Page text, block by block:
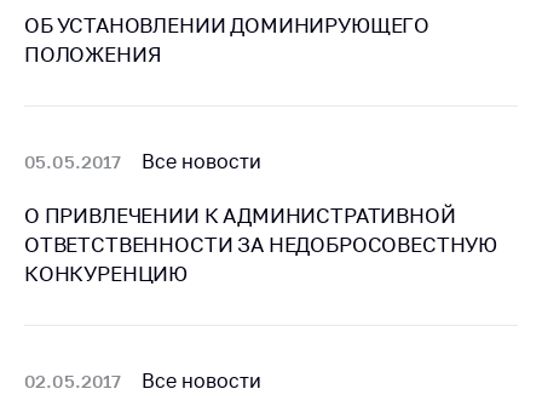
рекламной
деятельности
Применение мер
регулирования
Биржевая торговля
Выставочная
Беларусь
ОБ УСТАНОВЛЕНИИ ДОМИНИРУЮЩЕГО
ПОЛОЖЕНИЯ
05.05.2017 Все новости
О ПРИВЛЕЧЕНИИ К АДМИНИСТРАТИВНОЙ
ОТВЕТСТВЕННОСТИ ЗА НЕДОБРОСОВЕСТНУЮ
КОНКУРЕНЦИЮ
02.05.2017 Все новости